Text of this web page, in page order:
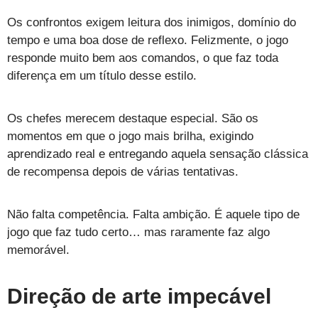
Os confrontos exigem leitura dos inimigos, domínio do
tempo e uma boa dose de reflexo. Felizmente, o jogo
responde muito bem aos comandos, o que faz toda
diferença em um título desse estilo.
Os chefes merecem destaque especial. São os
momentos em que o jogo mais brilha, exigindo
aprendizado real e entregando aquela sensação clássica
de recompensa depois de várias tentativas.
Não falta competência. Falta ambição. É aquele tipo de
jogo que faz tudo certo… mas raramente faz algo
memorável.
Direção de arte impecável